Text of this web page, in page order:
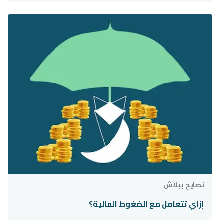
نصايح ببلاش
إزاي تتعامل مع الضغوط المالية؟